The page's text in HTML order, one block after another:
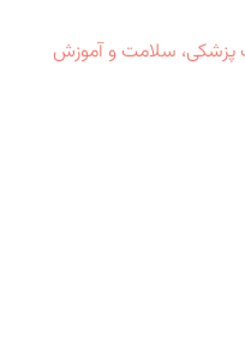
پزشکی، سلامت و آموزش